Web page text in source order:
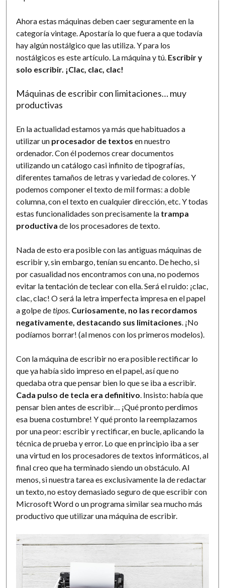
Ahora estas máquinas deben caer seguramente en la
categoría vintage. Apostaría lo que fuera a que todavía
hay algún nostálgico que las utiliza. Y para los
nostálgicos es este artículo. La máquina y tú. Escribir y
solo escribir. ¡Clac, clac, clac!
Máquinas de escribir con limitaciones… muy
productivas
En la actualidad estamos ya más que habituados a
utilizar un procesador de textos en nuestro
ordenador. Con él podemos crear documentos
utilizando un catálogo casi infinito de tipografías,
diferentes tamaños de letras y variedad de colores. Y
podemos componer el texto de mil formas: a doble
columna, con el texto en cualquier dirección, etc. Y todas
estas funcionalidades son precisamente la trampa
productiva de los procesadores de texto.
Nada de esto era posible con las antiguas máquinas de
escribir y, sin embargo, tenían su encanto. De hecho, si
por casualidad nos encontramos con una, no podemos
evitar la tentación de teclear con ella. Será el ruido: ¡clac,
clac, clac! O será la letra imperfecta impresa en el papel
a golpe detipos. Curiosamente, no las recordamos
negativamente, destacando sus limitaciones. ¡No
podíamos borrar! (al menos con los primeros modelos).
Con la máquina de escribir no era posible rectificar lo
que ya había sido impreso en el papel, así que no
quedaba otra que pensar bien lo que se iba a escribir.
Cada pulso de tecla era definitivo. Insisto: había que
pensar bien antes de escribir… ¡Qué pronto perdimos
esa buena costumbre! Y qué pronto la reemplazamos
por una peor: escribir y rectificar, en bucle, aplicando la
técnica de prueba y error. Lo que en principio iba a ser
una virtud en los procesadores de textos informáticos, al
final creo que ha terminado siendo un obstáculo. Al
menos, si nuestra tarea es exclusivamente la de redactar
un texto, no estoy demasiado seguro de que escribir con
Microsoft Word o un programa similar sea mucho más
productivo que utilizar una máquina de escribir.